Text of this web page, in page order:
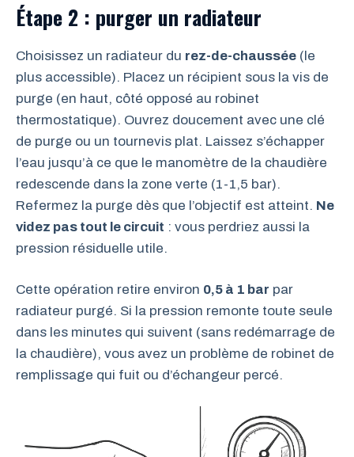
Étape 2 : purger un radiateur
Choisissez un radiateur du rez-de-chaussée (le
plus accessible). Placez un récipient sous la vis de
purge (en haut, côté opposé au robinet
thermostatique). Ouvrez doucement avec une clé
de purge ou un tournevis plat. Laissez s’échapper
l’eau jusqu’à ce que le manomètre de la chaudière
redescende dans la zone verte (1-1,5 bar).
Refermez la purge dès que l’objectif est atteint. Ne
videz pas tout le circuit : vous perdriez aussi la
pression résiduelle utile.
Cette opération retire environ 0,5 à 1 bar par
radiateur purgé. Si la pression remonte toute seule
dans les minutes qui suivent (sans redémarrage de
la chaudière), vous avez un problème de robinet de
remplissage qui fuit ou d’échangeur percé.